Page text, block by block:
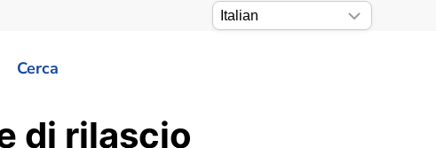
Cerca
di rilascio